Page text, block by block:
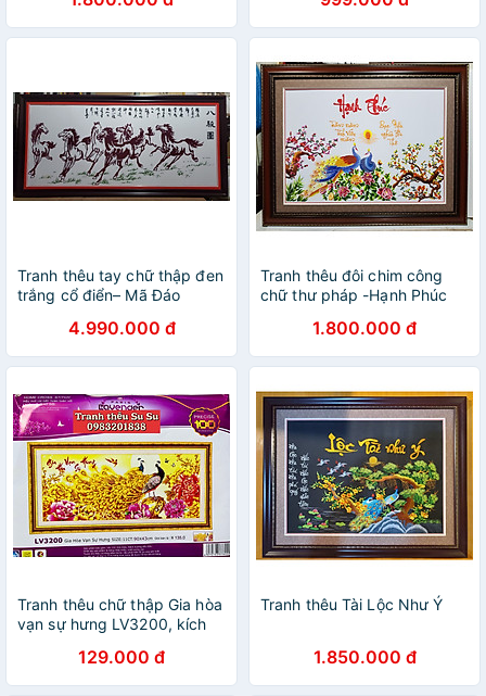
Tranh thêu tay chữ thập đen
trắng cổ điển– Mã Đáo
4.990.000 đ
Tranh thêu đôi chim công
chữ thư pháp -Hạnh Phúc
1.800.000 đ
Tranh thêu chữ thập Gia hòa
vạn sự hưng LV3200, kích
129.000 đ
Tranh thêu Tài Lộc Như Ý
1.850.000 đ